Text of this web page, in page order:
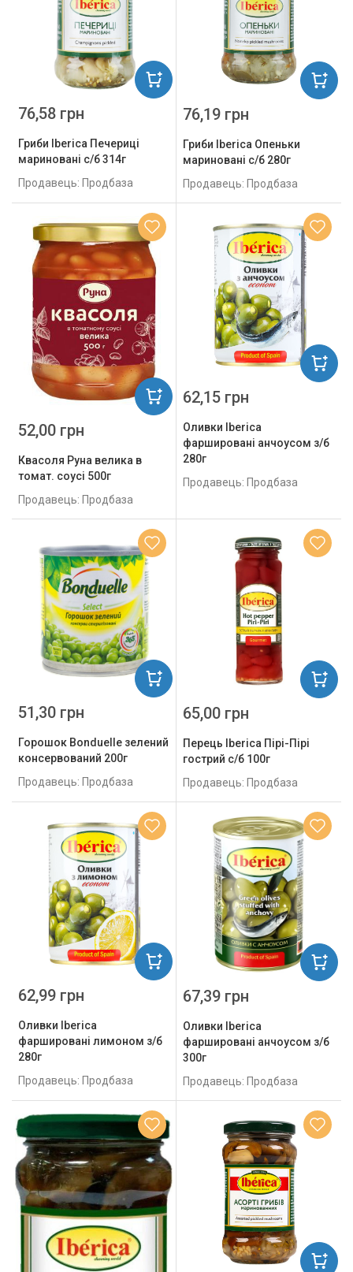
Гриби Iberica Печериці
мариновані с/б 314г
Продавець: Продбаза
76,58 грн
Гриби Iberica Опеньки
мариновані с/б 280г
Продавець: Продбаза
76,19 грн
Квасоля Руна велика в
томат. соусі 500г
Продавець: Продбаза
52,00 грн
Оливки Iberica
фаршировані анчоусом з/б
280г
Продавець: Продбаза
62,15 грн
Горошок Bonduelle зелений
консервований 200г
Продавець: Продбаза
51,30 грн
Перець Iberica Пірі-Пірі
гострий с/б 100г
Продавець: Продбаза
65,00 грн
Оливки Iberica
фаршировані лимоном з/б
280г
Продавець: Продбаза
62,99 грн
Оливки Iberica
фаршировані анчоусом з/б
300г
Продавець: Продбаза
67,39 грн